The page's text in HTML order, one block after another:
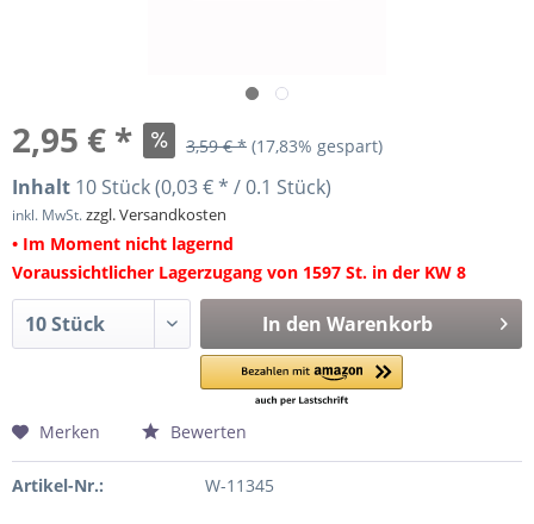
2,95 € * 3,59 € * (17,83% gespart)
Inhalt 10 Stück (0,03 € * / 0.1 Stück)
inkl. MwSt.zzgl. Versandkosten
• Im Moment nicht lagernd
Voraussichtlicher Lagerzugang von 1597 St. in der KW 8
In den Warenkorb
Merken Bewerten
Artikel-Nr.: W-11345